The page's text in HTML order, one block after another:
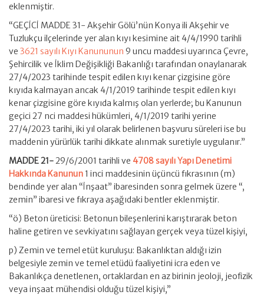
eklenmiştir.
“GEÇİCİ MADDE 31- Akşehir Gölü’nün Konya ili Akşehir ve
Tuzlukçu ilçelerinde yer alan kıyı kesimine ait 4/4/1990 tarihli
ve 3621 sayılı Kıyı Kanununun 9 uncu maddesi uyarınca Çevre,
Şehircilik ve İklim Değişikliği Bakanlığı tarafından onaylanarak
27/4/2023 tarihinde tespit edilen kıyı kenar çizgisine göre
kıyıda kalmayan ancak 4/1/2019 tarihinde tespit edilen kıyı
kenar çizgisine göre kıyıda kalmış olan yerlerde; bu Kanunun
geçici 27 nci maddesi hükümleri, 4/1/2019 tarihi yerine
27/4/2023 tarihi, iki yıl olarak belirlenen başvuru süreleri ise bu
maddenin yürürlük tarihi dikkate alınmak suretiyle uygulanır.”
MADDE 21- 29/6/2001 tarihli ve 4708 sayılı Yapı Denetimi
Hakkında Kanunun 1 inci maddesinin üçüncü fıkrasının (m)
bendinde yer alan “İnşaat” ibaresinden sonra gelmek üzere “,
zemin” ibaresi ve fıkraya aşağıdaki bentler eklenmiştir.
“ö) Beton üreticisi: Betonun bileşenlerini karıştırarak beton
haline getiren ve sevkiyatını sağlayan gerçek veya tüzel kişiyi,
p) Zemin ve temel etüt kuruluşu: Bakanlıktan aldığı izin
belgesiyle zemin ve temel etüdü faaliyetini icra eden ve
Bakanlıkça denetlenen, ortaklardan en az birinin jeoloji, jeofizik
veya inşaat mühendisi olduğu tüzel kişiyi,”